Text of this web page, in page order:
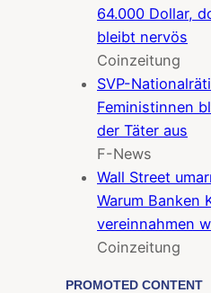
64.000 Dollar,
bleibt nervös
Coinzeitung
SVP-
Feministinnen
der Täter aus
F-News
Wall Street
Warum Banken
vereinnahmen
Coinzeitung